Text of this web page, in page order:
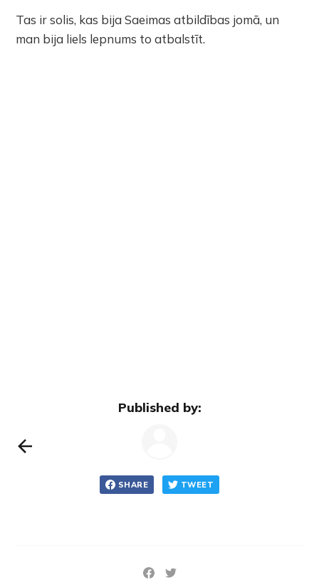
Tas ir solis, kas bija Saeimas atbildības jomā, un
man bija liels lepnums to atbalstīt.
Published by:
SHARE TWEET